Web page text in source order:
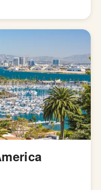
（インディアンペール
れて以来、ホップの比
のあるビアスタイル
ルワリー教会SIBAの
の「パンクIPA」など
ルは、オーストラリア
民地諸国へと輸出さ
、アメリカではさらに
ストしたモルトを使
爽やかな飲み口を実現
烈でアルコール度数